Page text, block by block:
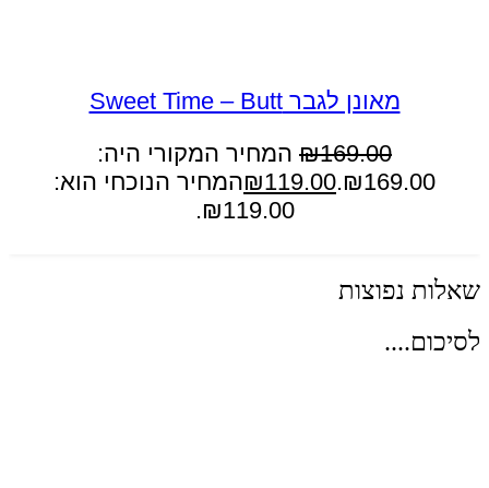
מאונן לגבר Sweet Time – Butt
₪169.00
המחיר המקורי היה:
₪169.00.
₪119.00
המחיר הנוכחי הוא:
₪119.00.
שאלות נפוצות
לסיכום....